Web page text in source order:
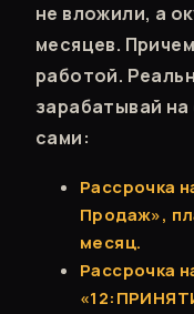
не вложили, а
месяцев.
работой.
зарабатывай
сами:
Рассрочка
Продаж»,
месяц.
Рассрочка